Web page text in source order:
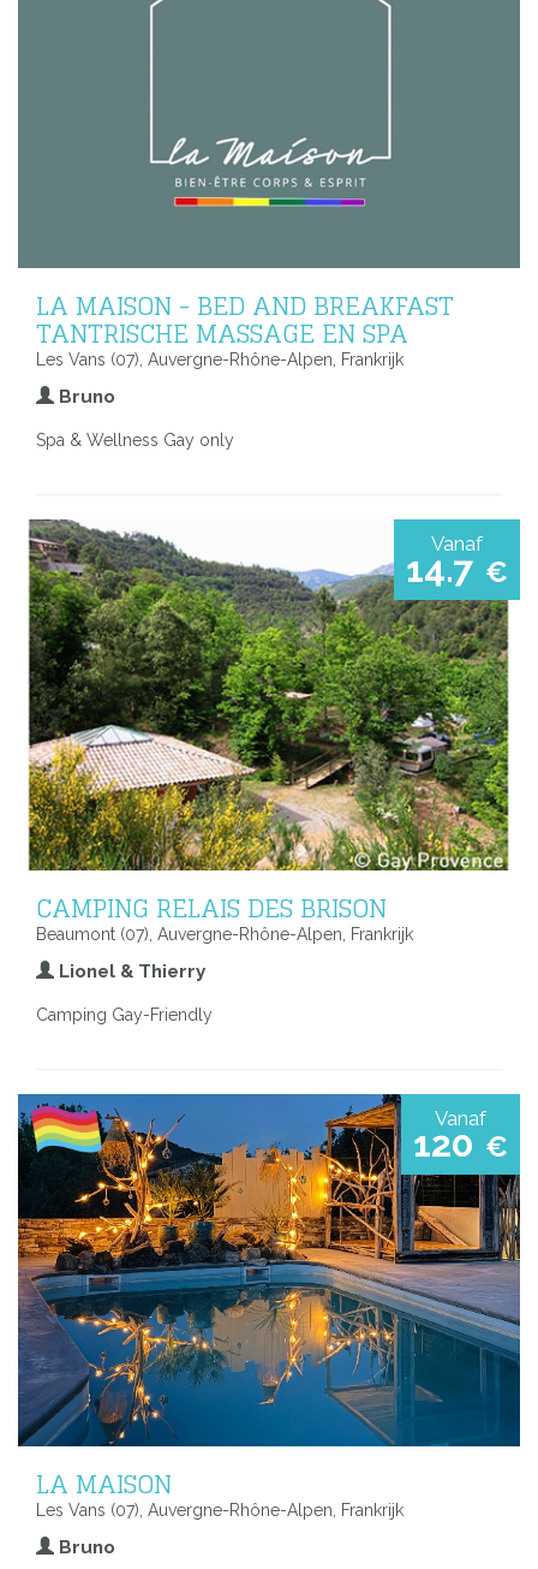
LA MAISON - BED AND BREAKFAST
TANTRISCHE MASSAGE EN SPA
Les Vans (07), Auvergne-Rhône-Alpen, Frankrijk
Bruno
Spa & Wellness Gay only
Vanaf
14.7 €
CAMPING RELAIS DES BRISON
Beaumont (07), Auvergne-Rhône-Alpen, Frankrijk
Lionel & Thierry
Camping Gay-Friendly
Vanaf
120 €
LA MAISON
Les Vans (07), Auvergne-Rhône-Alpen, Frankrijk
Bruno